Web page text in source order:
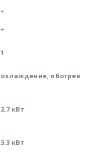
+
+
1
охлаждение, обогрев
2.7 кВт
3.3 кВт